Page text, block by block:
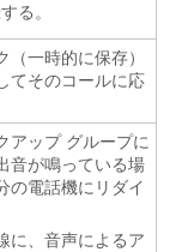
る。
一時的に保存）
てそのコールに応
アップ グループに
音が鳴っている場
の電話機にリダイ
に、音声によるア